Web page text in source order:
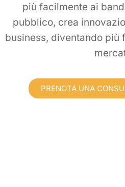
più facilmente ai
pubblico, crea
business, diventando più
PRENOTA UNA